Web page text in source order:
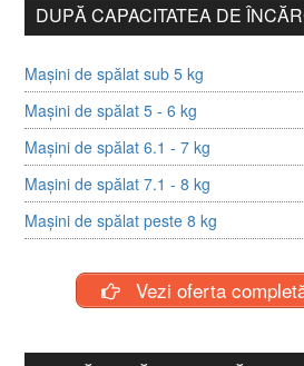
DUPĂ CAPACITATEA DE
Mașini de spălat sub 5 kg
Mașini de spălat 5 - 6 kg
Mașini de spălat 6.1 - 7 kg
Mașini de spălat 7.1 - 8 kg
Mașini de spălat peste 8 kg
Vezi oferta